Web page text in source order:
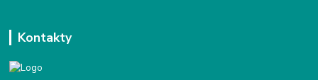
Kontakty